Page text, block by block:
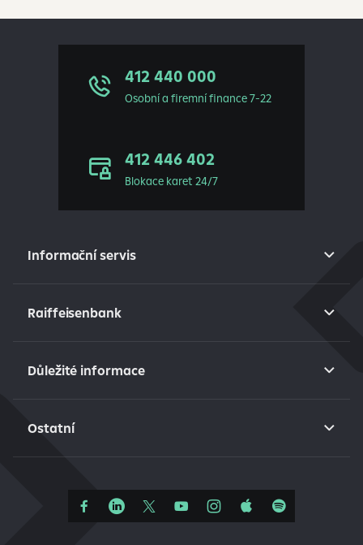
412 440 000
Osobní a firemní finance 7-22
412 446 402
Blokace karet 24/7
Informační servis
Raiffeisenbank
Důležité informace
Ostatní